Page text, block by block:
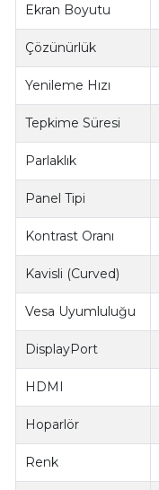
Ekran Boyutu
Çözünürlük
Yenileme Hızı
Tepkime Süresi
Parlaklık
Panel Tipi
Kontrast Oranı
Kavisli (Curved)
Vesa Uyumluluğu
DisplayPort
HDMI
Hoparlör
Renk